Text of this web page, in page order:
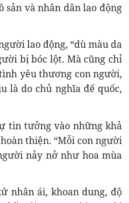
và nhân dân lao động
lao động, “dù màu da
bị bóc lột. Mà cũng chỉ
yêu thương con người,
là do chủ nghĩa đế quốc,
tin tưởng vào những khả
thiện. “Mỗi con người
nảy nở như hoa mùa
nhân ái, khoan dung, độ